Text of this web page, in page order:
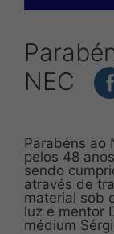
NEC
Parabéns ao
pelos 48
sendo
através de
material sob
luz e mentor
médium